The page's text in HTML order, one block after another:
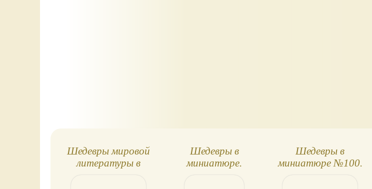
Шедевры мировой
литературы в
Шедевры в
миниатюре.
Шедевры в
миниатюре №100.